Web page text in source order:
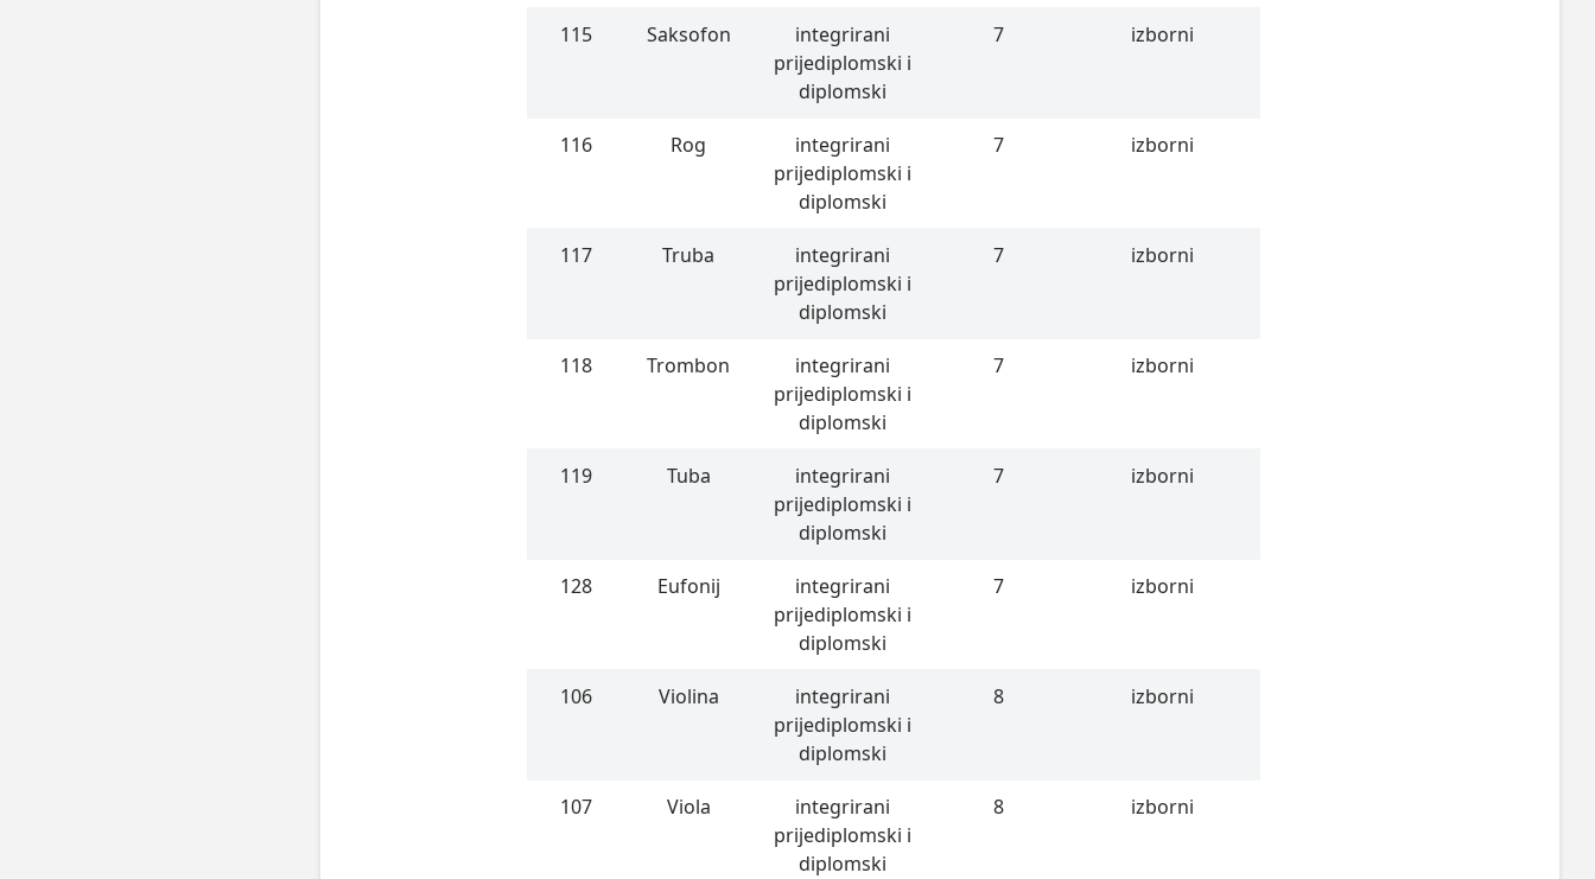
115 Saksofon
integrirani
prijediplomski i
diplomski
7 izborni
116 Rog
integrirani
prijediplomski i
diplomski
7 izborni
117 Truba
integrirani
prijediplomski i
diplomski
7 izborni
118 Trombon
integrirani
prijediplomski i
diplomski
7 izborni
119 Tuba
integrirani
prijediplomski i
diplomski
7 izborni
128 Eufonij
integrirani
prijediplomski i
diplomski
7 izborni
106 Violina
integrirani
prijediplomski i
diplomski
8 izborni
107 Viola
integrirani
prijediplomski i
diplomski
8 izborni